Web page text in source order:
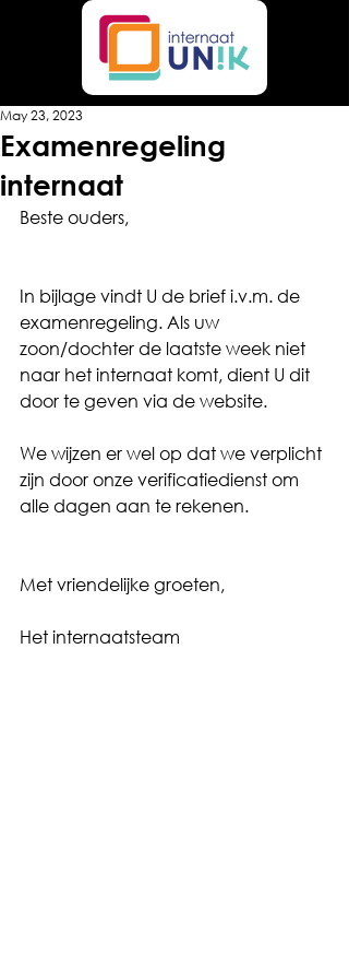
Examenregeling
internaat
May 23, 2023
Beste ouders,
In bijlage vindt U de brief i.v.m. de
examenregeling. Als uw
zoon/dochter de laatste week niet
naar het internaat komt, dient U dit
door te geven via de website.
We wijzen er wel op dat we verplicht
zijn door onze verificatiedienst om
alle dagen aan te rekenen.
Met vriendelijke groeten,
Het internaatsteam